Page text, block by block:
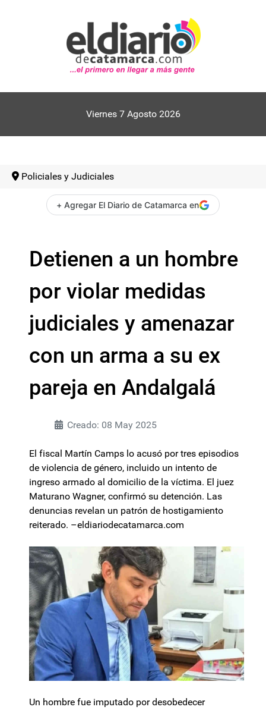
Viernes 7 Agosto 2026
Policiales y Judiciales
+ Agregar El Diario de Catamarca en
Detienen a un hombre
por violar medidas
judiciales y amenazar
con un arma a su ex
pareja en Andalgalá
Creado: 08 May 2025
El fiscal Martín Camps lo acusó por tres episodios
de violencia de género, incluido un intento de
ingreso armado al domicilio de la víctima. El juez
Maturano Wagner, confirmó su detención. Las
denuncias revelan un patrón de hostigamiento
reiterado. –eldiariodecatamarca.com
Un hombre fue imputado por desobedecer